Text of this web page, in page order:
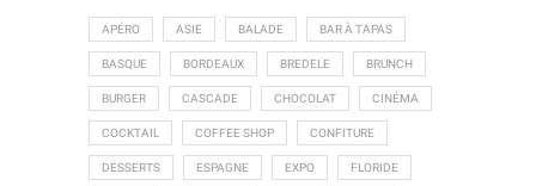
APÉRO ASIE BALADE BAR À TAPAS
BASQUE BORDEAUX BREDELE BRUNCH
BURGER CASCADE CHOCOLAT CINÉMA
COCKTAIL COFFEE SHOP CONFITURE
DESSERTS ESPAGNE EXPO FLORIDE